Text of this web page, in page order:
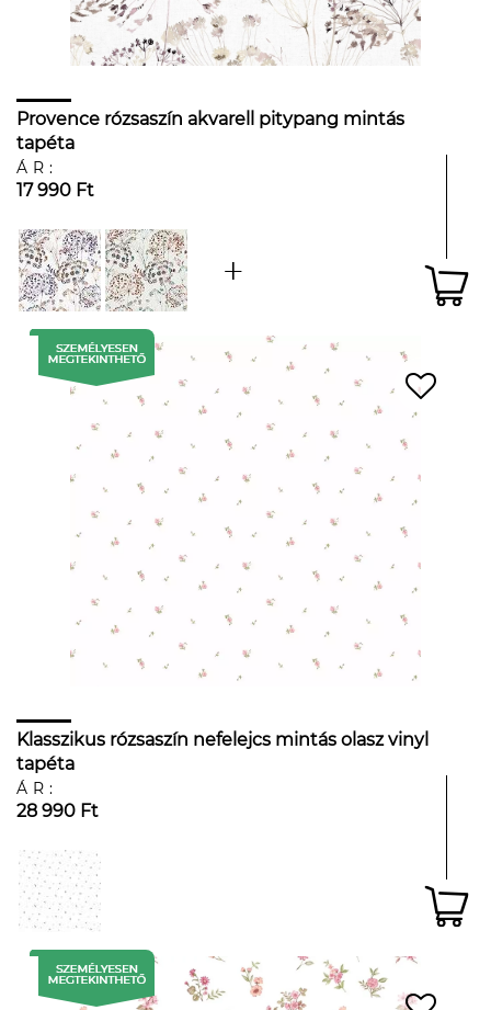
Provence rózsaszín akvarell pitypang mintás
tapéta
ÁR:
17 990 Ft
Klasszikus rózsaszín nefelejcs mintás olasz vinyl
tapéta
ÁR:
28 990 Ft